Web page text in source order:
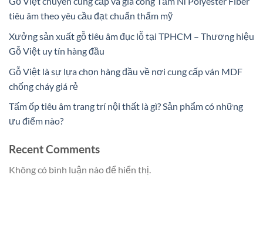
tiêu âm theo yêu cầu đạt chuẩn thẩm mỹ
Xưởng sản xuất gỗ tiêu âm đục lỗ tại TPHCM – Thương hiệu
Gỗ Việt uy tín hàng đầu
Gỗ Việt là sự lựa chọn hàng đầu về nơi cung cấp ván MDF
chống cháy giá rẻ
Tấm ốp tiêu âm trang trí nội thất là gì? Sản phẩm có những
ưu điểm nào?
Recent Comments
Không có bình luận nào để hiển thị.